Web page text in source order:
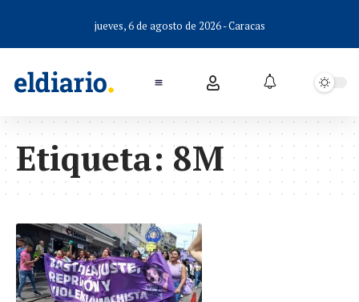
jueves, 6 de agosto de 2026 - Caracas
Etiqueta: 8M